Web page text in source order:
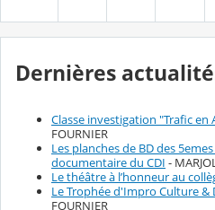
Dernières
Classe investigation "Trafic en
FOURNIER
Les planches de BD des
documentaire du CDI -
Le théâtre à l’honneur au
Le Trophée d'Impro Culture &
FOURNIER